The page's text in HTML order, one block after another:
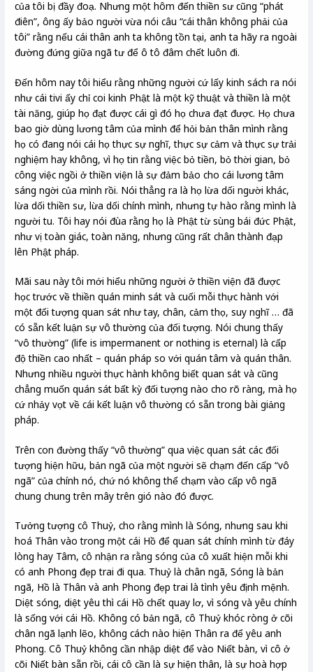
của tôi bị đầy đoạ. Nhưng một hôm đến thiền sư cũng “phát
điên”, ông ấy bảo người vừa nói câu “cái thân không phải của
tôi” rằng nếu cái thân anh ta không tồn tại, anh ta hãy ra ngoài
đường đứng giữa ngã tư để ô tô đâm chết luôn đi.
Đến hôm nay tôi hiểu rằng những người cứ lấy kinh sách ra nói
như cái tivi ấy chỉ coi kinh Phật là một kỹ thuật và thiền là một
tài năng, giúp họ đạt được cái gì đó họ chưa đạt được. Họ chưa
bao giờ dùng lương tâm của mình để hỏi bản thân mình rằng
họ có đang nói cái họ thực sự nghĩ, thực sự cảm và thực sự trải
nghiệm hay không, vì họ tin rằng việc bỏ tiền, bỏ thời gian, bỏ
công việc ngồi ở thiền viện là sự đảm bảo cho cái lương tâm
sáng ngời của mình rồi. Nói thẳng ra là họ lừa dối người khác,
lừa dối thiền sư, lừa dối chính mình, nhưng tự hào rằng mình là
người tu. Tôi hay nói đùa rằng họ là Phật từ sùng bái đức Phật,
như vị toàn giác, toàn năng, nhưng cũng rất chân thành đạp
lên Phật pháp.
Mãi sau này tôi mới hiểu những người ở thiền viện đã được
học trước về thiền quán minh sát và cuối mỗi thực hành với
một đối tượng quan sát như tay, chân, cảm thọ, suy nghĩ … đã
có sẵn kết luận sự vô thường của đối tượng. Nói chung thấy
“vô thường” (life is impermanent or nothing is eternal) là cấp
độ thiền cao nhất – quán pháp so với quán tâm và quán thân.
Nhưng nhiều người thực hành không biết quan sát và cũng
chẳng muốn quán sát bất kỳ đối tượng nào cho rõ ràng, mà họ
cứ nhảy vọt về cái kết luận vô thường có sẵn trong bài giảng
pháp.
Trên con đường thấy “vô thường” qua việc quan sát các đối
tượng hiện hữu, bản ngã của một người sẽ chạm đến cấp “vô
ngã” của chính nó, chứ nó không thể chạm vào cấp vô ngã
chung chung trên mây trên gió nào đó được.
Tưởng tượng cô Thuỷ, cho rằng mình là Sóng, nhưng sau khi
hoá Thân vào trong một cái Hồ để quan sát chính mình từ đáy
lòng hay Tâm, cô nhận ra rằng sóng của cô xuất hiện mỗi khi
có anh Phong đẹp trai đi qua. Thuỷ là chân ngã, Sóng là bản
ngã, Hồ là Thân và anh Phong đẹp trai là tình yêu định mệnh.
Diệt sóng, diệt yêu thì cái Hồ chết quay lơ, vì sóng và yêu chính
là sống với cái Hồ. Không có bản ngã, cô Thuỷ khóc ròng ở cõi
chân ngã lạnh lẽo, không cách nào hiện Thân ra để yêu anh
Phong. Cô Thuỷ không cần nhập diệt để vào Niết bàn, vì cô ở
cõi Niết bàn sẵn rồi, cái cô cần là sự hiện thân, là sự hoà hợp